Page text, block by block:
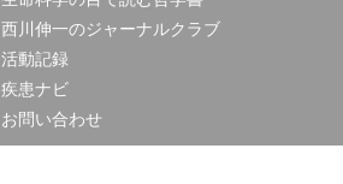
西川伸一のジャーナルクラブ
活動記録
疾患ナビ
お問い合わせ